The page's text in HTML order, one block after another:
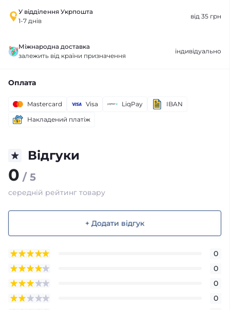
У відділення Укрпошта
1-7 днів
від 35 грн
Міжнародна доставка
залежить від країни призначення
індивідуально
Оплата
Mastercard Visa LiqPay
IBAN
Накладений платіж
Відгуки
0 / 5
середній рейтинг товару
+ Додати відгук
0
0
0
0